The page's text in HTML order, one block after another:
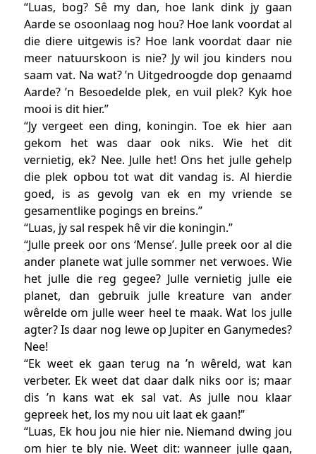
“Luas, bog? Sê my dan, hoe lank dink jy gaan
Aarde se osoonlaag nog hou? Hoe lank voordat al
die diere uitgewis is? Hoe lank voordat daar nie
meer natuurskoon is nie? Jy wil jou kinders nou
saam vat. Na wat? ’n Uitgedroogde dop genaamd
Aarde? ’n Besoedelde plek, en vuil plek? Kyk hoe
mooi is dit hier.”
“Jy vergeet een ding, koningin. Toe ek hier aan
gekom het was daar ook niks. Wie het dit
vernietig, ek? Nee. Julle het! Ons het julle gehelp
die plek opbou tot wat dit vandag is. Al hierdie
goed, is as gevolg van ek en my vriende se
gesamentlike pogings en breins.”
“Luas, jy sal respek hê vir die koningin.”
“Julle preek oor ons ‘Mense’. Julle preek oor al die
ander planete wat julle sommer net verwoes. Wie
het julle die reg gegee? Julle vernietig julle eie
planet, dan gebruik julle kreature van ander
wêrelde om julle weer heel te maak. Wat los julle
agter? Is daar nog lewe op Jupiter en Ganymedes?
Nee!
“Ek weet ek gaan terug na ’n wêreld, wat kan
verbeter. Ek weet dat daar dalk niks oor is; maar
dis ’n kans wat ek sal vat. As julle nou klaar
gepreek het, los my nou uit laat ek gaan!”
“Luas, Ek hou jou nie hier nie. Niemand dwing jou
om hier te bly nie. Weet dit: wanneer julle gaan,